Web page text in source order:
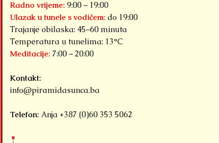
Radno vrijeme: 9:00 – 19:00
Ulazak u tunele s vodičem: do 19:00
Trajanje obilaska: 45–60 minuta
Temperatura u tunelima: 13°C
Meditacije: 7:00 – 20:00
Kontakt:
info@piramidasunca.ba
Telefon: Anja +387 (0)60 353 5062